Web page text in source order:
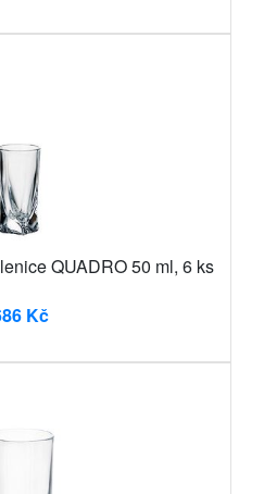
QUADRO 50 ml, 6 ks
Kč